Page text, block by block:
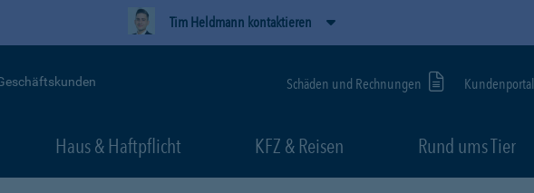
Tim Heldmann kontaktieren
Schäden und Rechnungen Kundenportal
Haus & Haftpflicht KFZ & Reisen Rund ums Tier